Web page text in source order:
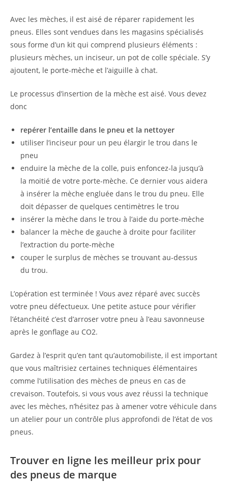
Avec les mèches, il est aisé de réparer rapidement les
pneus. Elles sont vendues dans les magasins spécialisés
sous forme d’un kit qui comprend plusieurs éléments :
plusieurs mèches, un inciseur, un pot de colle spéciale. S’y
ajoutent, le porte-mèche et l’aiguille à chat.
Le processus d’insertion de la mèche est aisé. Vous devez
donc
repérer l’entaille dans le pneu et la nettoyer
utiliser l’inciseur pour un peu élargir le trou dans le
pneu
enduire la mèche de la colle, puis enfoncez-la jusqu’à
la moitié de votre porte-mèche. Ce dernier vous aidera
à insérer la mèche engluée dans le trou du pneu. Elle
doit dépasser de quelques centimètres le trou
insérer la mèche dans le trou à l’aide du porte-mèche
balancer la mèche de gauche à droite pour faciliter
l’extraction du porte-mèche
couper le surplus de mèches se trouvant au-dessus
du trou.
L’opération est terminée ! Vous avez réparé avec succès
votre pneu défectueux. Une petite astuce pour vérifier
l’étanchéité c’est d’arroser votre pneu à l’eau savonneuse
après le gonflage au CO2.
Gardez à l’esprit qu’en tant qu’automobiliste, il est important
que vous maîtrisiez certaines techniques élémentaires
comme l’utilisation des mèches de pneus en cas de
crevaison. Toutefois, si vous vous avez réussi la technique
avec les mèches, n’hésitez pas à amener votre véhicule dans
un atelier pour un contrôle plus approfondi de l’état de vos
pneus.
Trouver en ligne les meilleur prix pour
des pneus de marque